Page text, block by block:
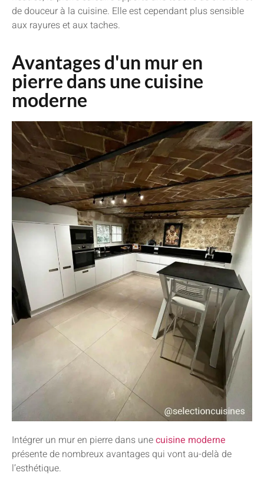
de douceur à la cuisine. Elle est cependant plus sensible
aux rayures et aux taches.
Avantages d'un mur en
pierre dans une cuisine
moderne
Intégrer un mur en pierre dans unecuisine moderne
présente de nombreux avantages qui vont au-delà de
l’esthétique.